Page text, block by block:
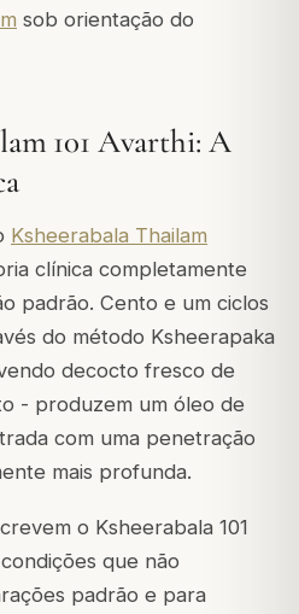
sob orientação do
101 Avarthi: A
Ksheerabala Thailam
clínica completamente
padrão. Cento e um ciclos
do método Ksheerapaka
decocto fresco de
- produzem um óleo de
com uma penetração
mais profunda.
o Ksheerabala 101
que não
padrão e para